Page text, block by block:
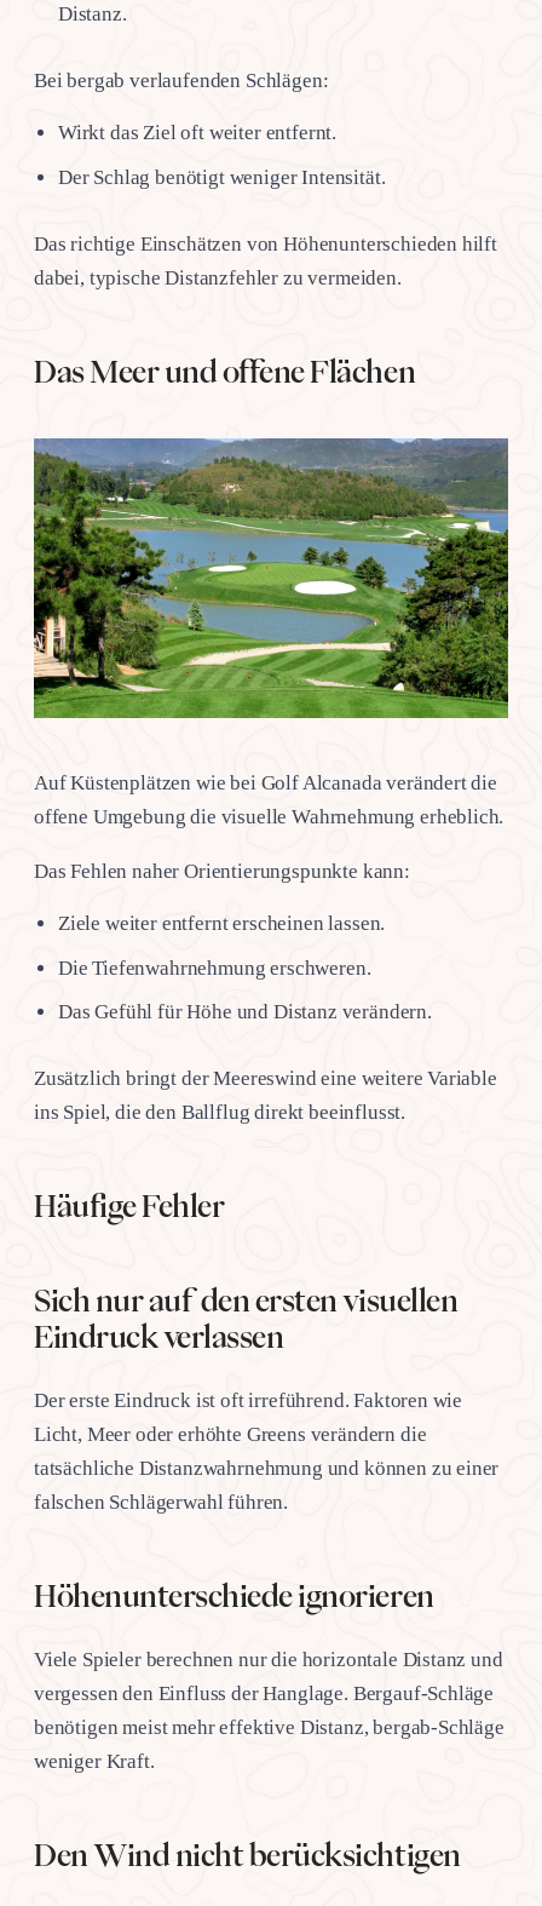
Distanz.
Bei bergab verlaufenden Schlägen:
Wirkt das Ziel oft weiter entfernt.
Der Schlag benötigt weniger Intensität.
Das richtige Einschätzen von Höhenunterschieden hilft
dabei, typische Distanzfehler zu vermeiden.
Das Meer und offene Flächen
Auf Küstenplätzen wie bei Golf Alcanada verändert die
offene Umgebung die visuelle Wahrnehmung erheblich.
Das Fehlen naher Orientierungspunkte kann:
Ziele weiter entfernt erscheinen lassen.
Die Tiefenwahrnehmung erschweren.
Das Gefühl für Höhe und Distanz verändern.
Zusätzlich bringt der Meereswind eine weitere Variable
ins Spiel, die den Ballflug direkt beeinflusst.
Häufige Fehler
Sich nur auf den ersten visuellen
Eindruck verlassen
Der erste Eindruck ist oft irreführend. Faktoren wie
Licht, Meer oder erhöhte Greens verändern die
tatsächliche Distanzwahrnehmung und können zu einer
falschen Schlägerwahl führen.
Höhenunterschiede ignorieren
Viele Spieler berechnen nur die horizontale Distanz und
vergessen den Einfluss der Hanglage. Bergauf-Schläge
benötigen meist mehr effektive Distanz, bergab-Schläge
weniger Kraft.
Den Wind nicht berücksichtigen